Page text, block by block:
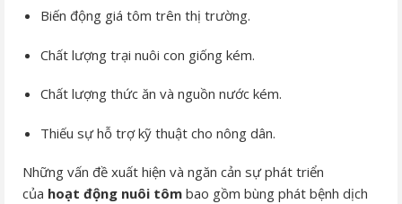
Biến động giá tôm trên thị trường.
Chất lượng trại nuôi con giống kém.
Chất lượng thức ăn và nguồn nước kém.
Thiếu sự hỗ trợ kỹ thuật cho nông dân.
Những vấn đề xuất hiện và ngăn cản sự phát triển
của hoạt động nuôi tôm bao gồm bùng phát bệnh dịch